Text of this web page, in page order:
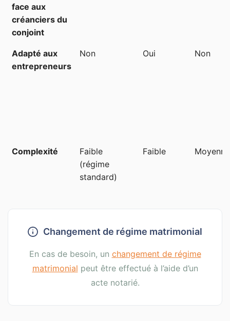
face aux
créanciers du
conjoint
Adapté aux
entrepreneurs
Non Oui Non
Complexité
Faible
(régime
standard)
Faible Moyenne
Changement de régime matrimonial
En cas de besoin, un changement de régime
matrimonial peut être effectué à l’aide d’un
acte notarié.